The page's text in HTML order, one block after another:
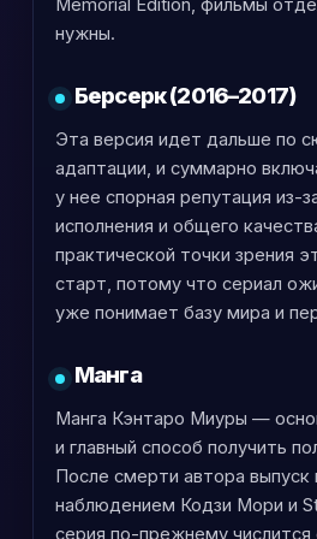
Memorial Edition, фильмы
нужны.
Берсерк (2016–2017)
Эта версия идет дальше по
адаптации, и суммарно
у нее спорная репутация из-
исполнения и общего
практической точки зрения
старт, потому что сериал
уже понимает базу мира и
Манга
Манга Кэнтаро Миуры —
и главный способ получить
После смерти автора
наблюдением Кодзи Мори и
серия по-прежнему